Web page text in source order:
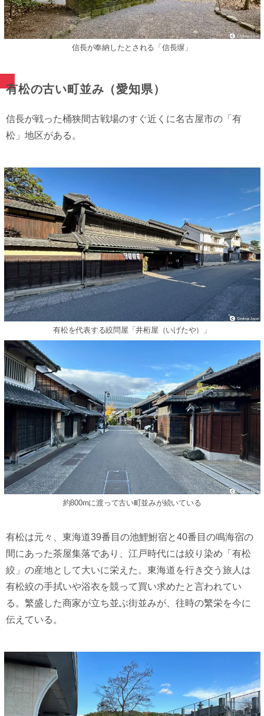
信長が奉納したとされる「信長塀」
有松の古い町並み（愛知県）
信長が戦った桶狭間古戦場のすぐ近くに名古屋市の「有
松」地区がある。
有松を代表する絞問屋「井桁屋（いげたや）」
約800mに渡って古い町並みが続いている
有松は元々、東海道39番目の池鯉鮒宿と40番目の鳴海宿の
間にあった茶屋集落であり、江戸時代には絞り染め「有松
絞」の産地として大いに栄えた。東海道を行き交う旅人は
有松絞の手拭いや浴衣を競って買い求めたと言われてい
る。繁盛した商家が立ち並ぶ街並みが、往時の繁栄を今に
伝えている。